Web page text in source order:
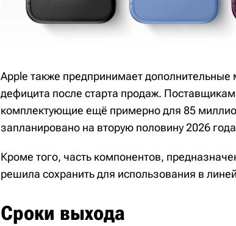
Apple также предпринимает
дефицита после старта продаж.
комплектующие ещё примерно для 85
запланировано на вторую половину 2026
Кроме того, часть компонентов,
решила сохранить для использования в
Сроки выхода